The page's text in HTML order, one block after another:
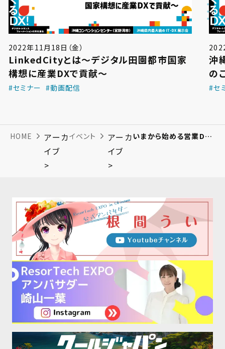
2022年11月18日（金）
LinkedCityとは〜デジタル田園都市国家
構想に産業DXで貢献〜
#セミナー #動画配信
沖
の
#セ
HOME
アーカ
イブ
>
イベント
アーカ
イブ
>
いまから始める営業DX~営業活動の新しいカタチ~